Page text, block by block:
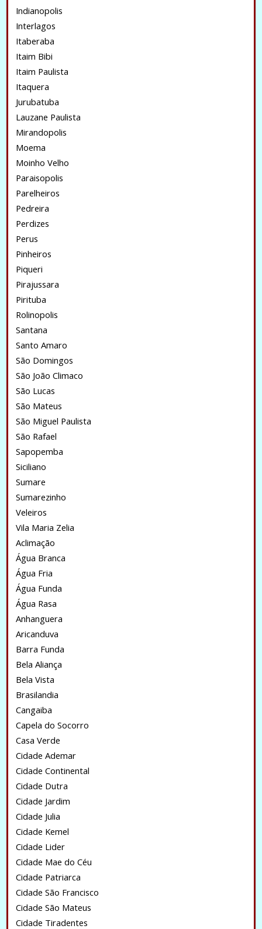
Indianopolis
Interlagos
Itaberaba
Itaim Bibi
Itaim Paulista
Itaquera
Jurubatuba
Lauzane Paulista
Mirandopolis
Moema
Moinho Velho
Paraisopolis
Parelheiros
Pedreira
Perdizes
Perus
Pinheiros
Piqueri
Pirajussara
Pirituba
Rolinopolis
Santana
Santo Amaro
São Domingos
São João Climaco
São Lucas
São Mateus
São Miguel Paulista
São Rafael
Sapopemba
Siciliano
Sumare
Sumarezinho
Veleiros
Vila Maria Zelia
Aclimação
Água Branca
Água Fria
Água Funda
Água Rasa
Anhanguera
Aricanduva
Barra Funda
Bela Aliança
Bela Vista
Brasilandia
Cangaiba
Capela do Socorro
Casa Verde
Cidade Ademar
Cidade Continental
Cidade Dutra
Cidade Jardim
Cidade Julia
Cidade Kemel
Cidade Lider
Cidade Mae do Céu
Cidade Patriarca
Cidade São Francisco
Cidade São Mateus
Cidade Tiradentes